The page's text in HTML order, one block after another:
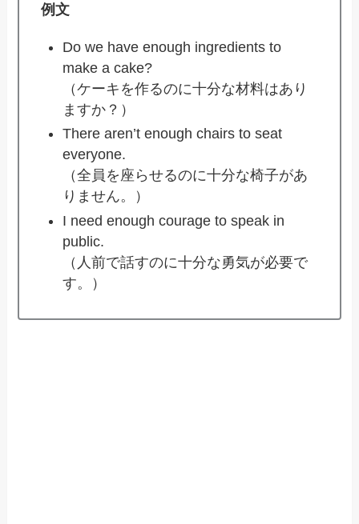
例文
Do we have enough ingredients to
make a cake?
（ケーキを作るのに十分な材料はあり
ますか？）
There aren’t enough chairs to seat
everyone.
（全員を座らせるのに十分な椅子があ
りません。）
I need enough courage to speak in
public.
（人前で話すのに十分な勇気が必要で
す。）